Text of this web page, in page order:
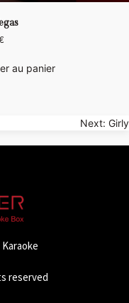
au panier
Next: Girly
reserved